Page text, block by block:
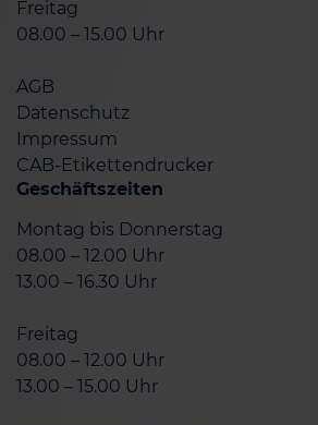
Freitag
08.00 – 15.00 Uhr
AGB
Datenschutz
Impressum
CAB-Etikettendrucker
Geschäftszeiten
Montag bis Donnerstag
08.00 – 12.00 Uhr
13.00 – 16.30 Uhr
Freitag
08.00 – 12.00 Uhr
13.00 – 15.00 Uhr